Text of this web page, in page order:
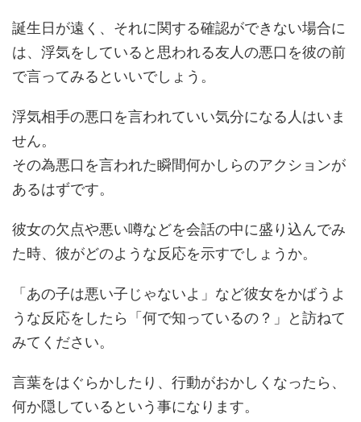
誕生日が遠く、それに関する確認ができない場合に
は、浮気をしていると思われる友人の悪口を彼の前
で言ってみるといいでしょう。
浮気相手の悪口を言われていい気分になる人はいま
せん。
その為悪口を言われた瞬間何かしらのアクションが
あるはずです。
彼女の欠点や悪い噂などを会話の中に盛り込んでみ
た時、彼がどのような反応を示すでしょうか。
「あの子は悪い子じゃないよ」など彼女をかばうよ
うな反応をしたら「何で知っているの？」と訪ねて
みてください。
言葉をはぐらかしたり、行動がおかしくなったら、
何か隠しているという事になります。